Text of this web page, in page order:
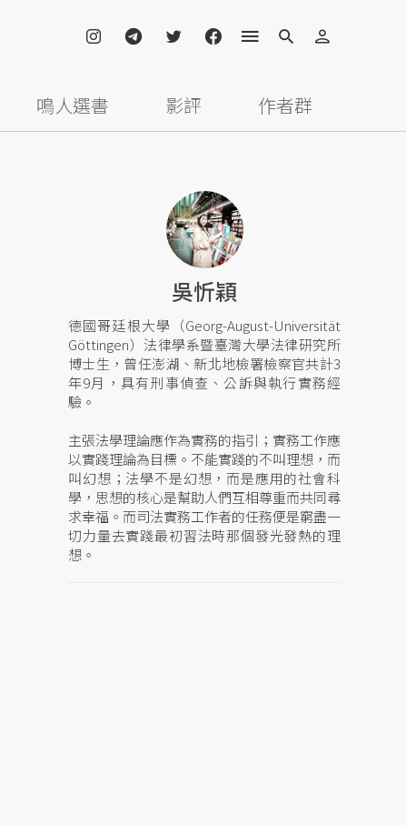
鳴人選書 影評 作者群
吳忻穎
德國哥廷根大學（Georg-August-Universität
Göttingen）法律學系暨臺灣大學法律研究所
博士生，曾任澎湖、新北地檢署檢察官共計3
年9月，具有刑事偵查、公訴與執行實務經
驗。
主張法學理論應作為實務的指引；實務工作應
以實踐理論為目標。不能實踐的不叫理想，而
叫幻想；法學不是幻想，而是應用的社會科
學，思想的核心是幫助人們互相尊重而共同尋
求幸福。而司法實務工作者的任務便是窮盡一
切力量去實踐最初習法時那個發光發熱的理
想。